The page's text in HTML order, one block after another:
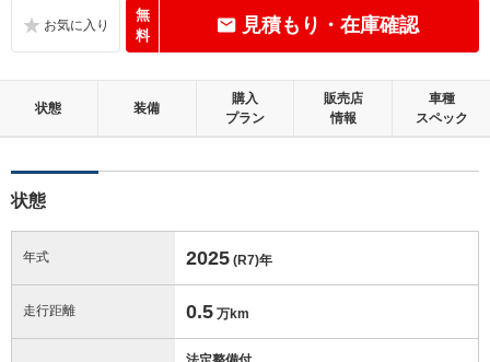
無
料
見積もり・在庫確認
状態 装備
購入
プラン
販売店
情報
車種
スペック
状態
年式 2025 (R7)年
走行距離 0.5 万km